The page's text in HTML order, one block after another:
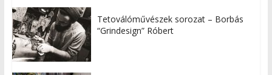
Tetoválóművészek sorozat – Borbás
“Grindesign” Róbert